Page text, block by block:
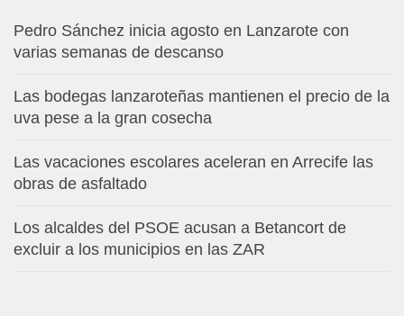
Pedro Sánchez inicia agosto en Lanzarote con
varias semanas de descanso
Las bodegas lanzaroteñas mantienen el precio de la
uva pese a la gran cosecha
Las vacaciones escolares aceleran en Arrecife las
obras de asfaltado
Los alcaldes del PSOE acusan a Betancort de
excluir a los municipios en las ZAR